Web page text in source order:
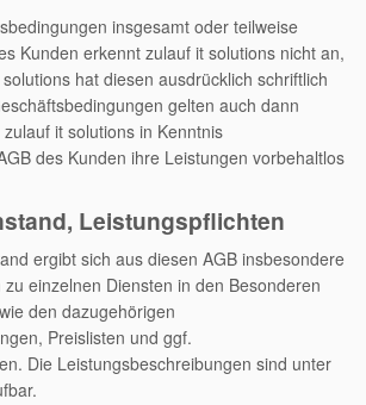
insgesamt oder teilweise
Kunden erkennt zulauf it solutions nicht an,
hat diesen ausdrücklich schriftlich
gelten auch dann
it solutions in Kenntnis
des Kunden ihre Leistungen vorbehaltlos
Leistungspflichten
ergibt sich aus diesen AGB insbesondere
einzelnen Diensten in den Besonderen
den dazugehörigen
Preislisten und ggf.
Die Leistungsbeschreibungen sind unter